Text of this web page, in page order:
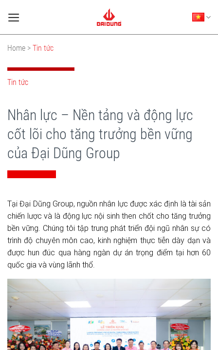
Home > Tin tức
Tin tức
Nhân lực – Nền tảng và động lực
cốt lõi cho tăng trưởng bền vững
của Đại Dũng Group
Tại Đại Dũng Group, nguồn nhân lực được xác định là tài sản
chiến lược và là động lực nội sinh then chốt cho tăng trưởng
bền vững. Chúng tôi tập trung phát triển đội ngũ nhân sự có
trình độ chuyên môn cao, kinh nghiệm thực tiễn dày dạn và
được hun đúc qua hàng ngàn dự án trọng điểm tại hơn 60
quốc gia và vùng lãnh thổ.